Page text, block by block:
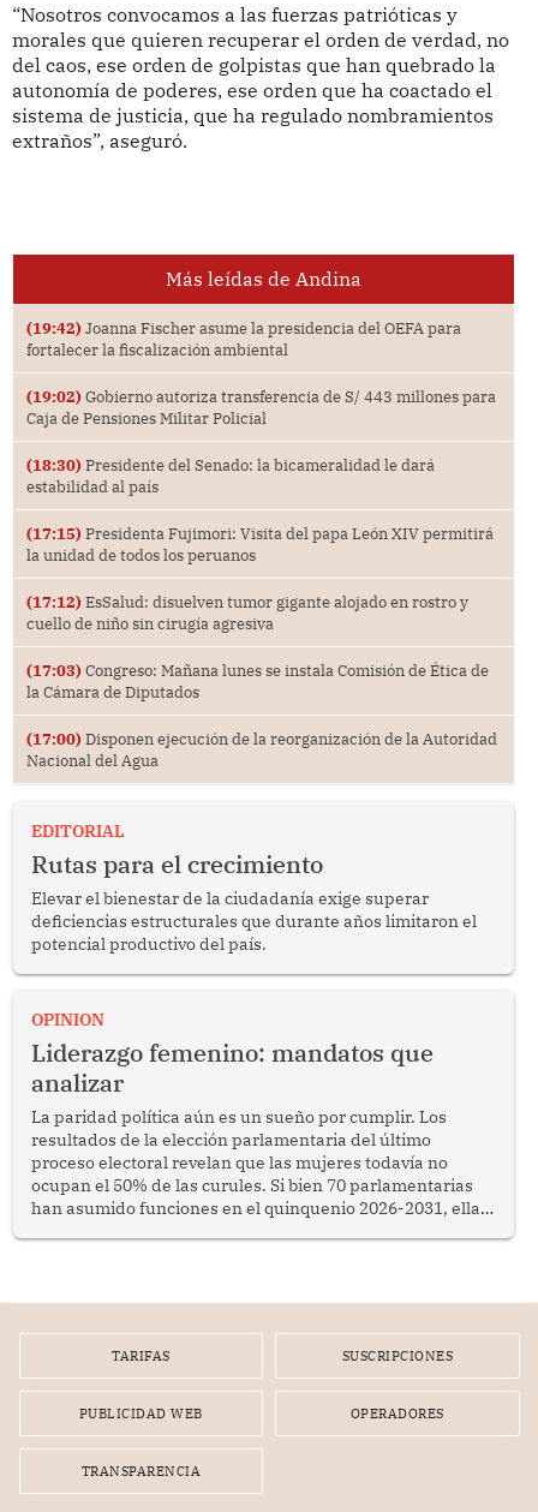
“Nosotros convocamos a las fuerzas patrióticas y
morales que quieren recuperar el orden de verdad, no
del caos, ese orden de golpistas que han quebrado la
autonomía de poderes, ese orden que ha coactado el
sistema de justicia, que ha regulado nombramientos
extraños”, aseguró.
Más leídas de Andina
(19:42) Joanna Fischer asume la presidencia del OEFA para
fortalecer la fiscalización ambiental
(19:02) Gobierno autoriza transferencia de S/ 443 millones para
Caja de Pensiones Militar Policial
(18:30) Presidente del Senado: la bicameralidad le dará
estabilidad al país
(17:15) Presidenta Fujimori: Visita del papa León XIV permitirá
la unidad de todos los peruanos
(17:12) EsSalud: disuelven tumor gigante alojado en rostro y
cuello de niño sin cirugía agresiva
(17:03) Congreso: Mañana lunes se instala Comisión de Ética de
la Cámara de Diputados
(17:00) Disponen ejecución de la reorganización de la Autoridad
Nacional del Agua
EDITORIAL
Rutas para el crecimiento
Elevar el bienestar de la ciudadanía exige superar
deficiencias estructurales que durante años limitaron el
potencial productivo del país.
OPINION
Liderazgo femenino: mandatos que
analizar
La paridad política aún es un sueño por cumplir. Los
resultados de la elección parlamentaria del último
proceso electoral revelan que las mujeres todavía no
ocupan el 50% de las curules. Si bien 70 parlamentarias
han asumido funciones en el quinquenio 2026-2031, ellas
TARIFAS SUSCRIPCIONES
PUBLICIDAD WEB OPERADORES
TRANSPARENCIA